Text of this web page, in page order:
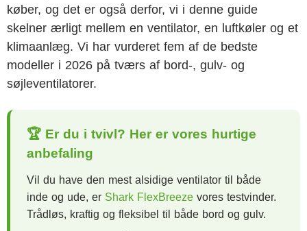
køber, og det er også derfor, vi i denne guide
skelner ærligt mellem en ventilator, en luftkøler og et
klimaanlæg. Vi har vurderet fem af de bedste
modeller i 2026 på tværs af bord-, gulv- og
søjleventilatorer.
🏆 Er du i tvivl? Her er vores hurtige
anbefaling
Vil du have den mest alsidige ventilator til både
inde og ude, er Shark FlexBreeze vores testvinder.
Trådløs, kraftig og fleksibel til både bord og gulv.